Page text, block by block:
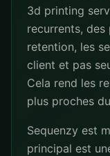
3d printing
recurrents, des
retention, les
client et pas
Cela rend les
plus proches
Sequenzy est
principal est